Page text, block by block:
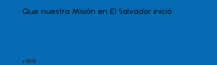
Que nuestra Misión en El Salvador inició
+100